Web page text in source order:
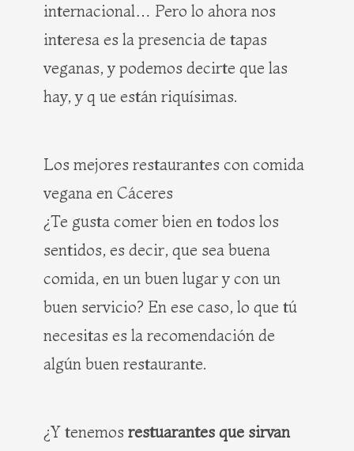
internacional… Pero lo ahora nos
interesa es la presencia de tapas
veganas, y podemos decirte que las
hay, y q ue están riquísimas.
Los mejores restaurantes con comida
vegana en Cáceres
¿Te gusta comer bien en todos los
sentidos, es decir, que sea buena
comida, en un buen lugar y con un
buen servicio? En ese caso, lo que tú
necesitas es la recomendación de
algún buen restaurante.
¿Y tenemos restuarantes que sirvan